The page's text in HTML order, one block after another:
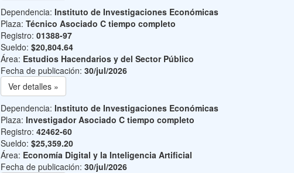
Dependencia: Instituto de Investigaciones Económicas
Plaza: Técnico Asociado C tiempo completo
Registro: 01388-97
Sueldo: $20,804.64
Área: Estudios Hacendarios y del Sector Público
Fecha de publicación: 30/jul/2026
Ver detalles »
Dependencia: Instituto de Investigaciones Económicas
Plaza: Investigador Asociado C tiempo completo
Registro: 42462-60
Sueldo: $25,359.20
Área: Economía Digital y la Inteligencia Artificial
Fecha de publicación: 30/jul/2026